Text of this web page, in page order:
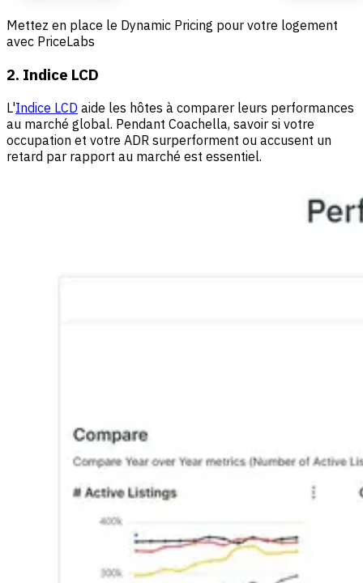
Mettez en place le Dynamic Pricing pour votre logement
avec PriceLabs
2. Indice LCD
L'Indice LCD aide les hôtes à comparer leurs performances
au marché global. Pendant Coachella, savoir si votre
occupation et votre ADR surperforment ou accusent un
retard par rapport au marché est essentiel.